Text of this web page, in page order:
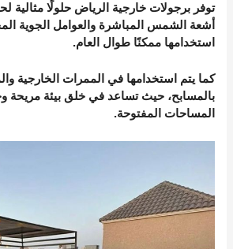
توفر برجولات خارجية الرياض حلولًا مثالية
أشعة الشمس المباشرة والعوامل الجوية
استخدامها ممكنًا طوال العام.
كما يتم استخدامها في الممرات الخارجية
بالمسابح، حيث تساعد في خلق بيئة مريحة
المساحات المفتوحة.